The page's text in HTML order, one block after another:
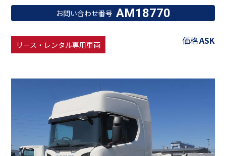
お問い合わせ番号 AM18770
リース・レンタル専用車両 価格ASK